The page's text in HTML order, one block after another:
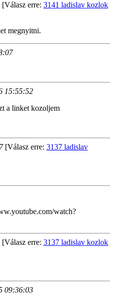
[Válasz erre: 3141 ladislav kozlok
megnyitni.
15:55:52
a linket kozoljem
[Válasz erre: 3137 ladislav
watch?
[Válasz erre: 3137 ladislav kozlok
09:36:03